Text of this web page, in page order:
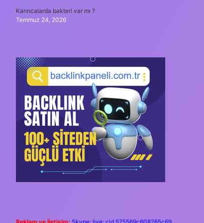
Karıncalarda bakteri var mı ?
Temmuz 24, 2026